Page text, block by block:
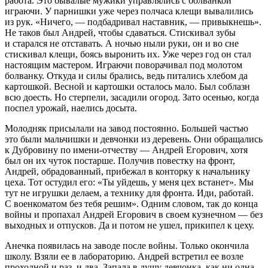
играючи. У парнишки уже через полчаса клещи вывалились
из рук. «Ничего, — подбадривал наставник, — привыкнешь».
Не таков был Андрей, чтобы сдаваться. Стискивал зубы
и старался не отставать. А ночью ныли руки, он и во сне
стискивал клещи, боясь выронить их. Уже через год он стал
настоящим мастером. Играючи поворачивал под молотом
болванку. Откуда и силы брались, ведь питались хлебом да
картошкой. Весной и картошки осталось мало. Был соблазн
всю доесть. Но стерпели, засадили огород. Зато осенью, когда
поспел урожай, наелись досыта.
Молодняк присылали на завод постоянно. Большей частью
это были мальчишки и девчонки из деревень. Они обращались
к Дубровину по имени-отчеству — Андрей Егорович, хотя
был он их чуток постарше. Получив повестку на фронт,
Андрей, обрадованный, прибежал в конторку к начальнику
цеха. Тот остудил его: «Ты уйдешь, у меня цех встанет». Мы
тут не игрушки делаем, а технику для фронта. Иди, работай.
С военкоматом без тебя решим». Одним словом, так до конца
войны и пропахал Андрей Егорович в своем кузнечном — без
выходных и отпусков. Да и потом не ушел, прикипел к цеху.
Анечка появилась на заводе после войны. Только окончила
школу. Взяли ее в лабораторию. Андрей встретил ее возле